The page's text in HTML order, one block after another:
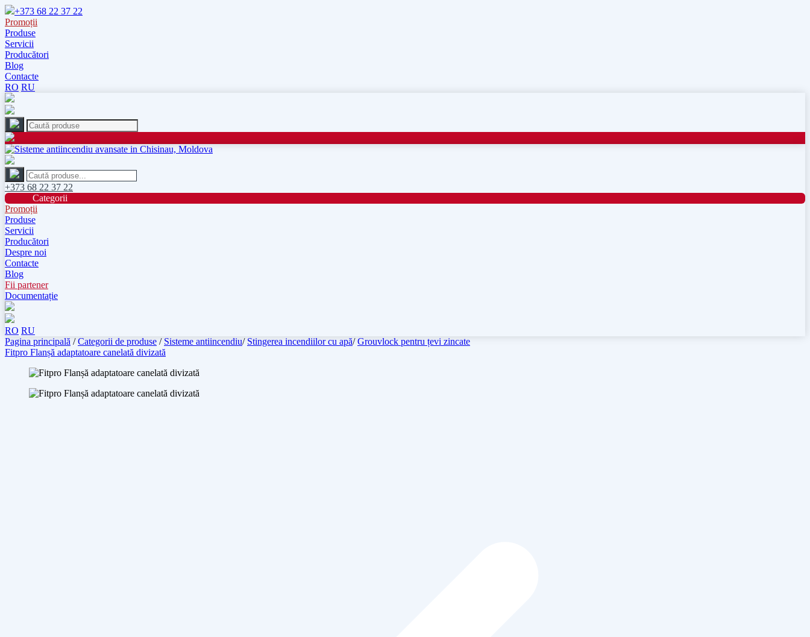
+373 68 22 37 22
Promoții
Produse
Servicii
Producători
Blog
Contacte
RO RU
+373 68 22 37 22
Categorii
Promoții
Produse
Servicii
Producători
Despre noi
Contacte
Blog
Fii partener
Documentație
RO RU
Pagina principală / Categorii de produse / Sisteme antiincendiu/ Stingerea incendiilor cu apă/ Grouvlock pentru țevi zincate
Fitpro Flanșă adaptatoare canelată divizată